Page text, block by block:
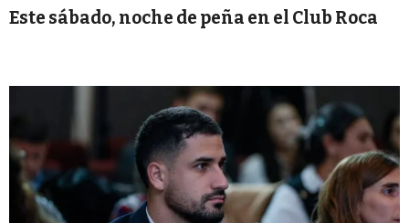
Este sábado, noche de peña en el Club Roca